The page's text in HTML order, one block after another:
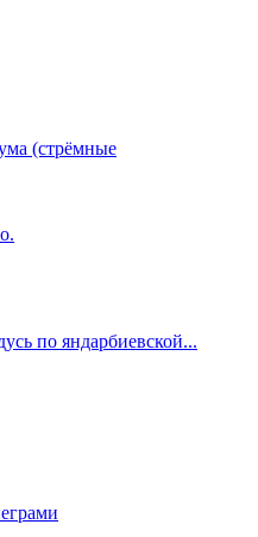
(стрёмные
по яндарбиевской...